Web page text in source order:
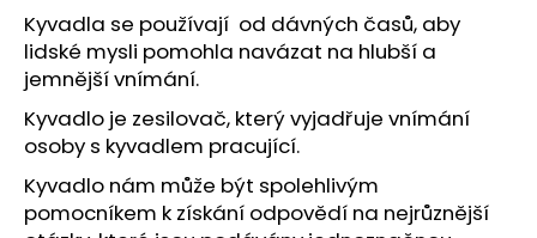
Kyvadla se používají od dávných časů, aby
lidské mysli pomohla navázat na hlubší a
jemnější vnímání.
Kyvadlo je zesilovač, který vyjadřuje vnímání
osoby s kyvadlem pracující.
Kyvadlo nám může být spolehlivým
pomocníkem k získání odpovědí na nejrůznější
D
o